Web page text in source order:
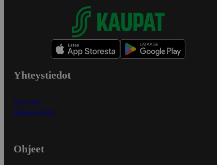
Yhteystiedot
Myymälät
Asiakaspalvelu
Ohjeet